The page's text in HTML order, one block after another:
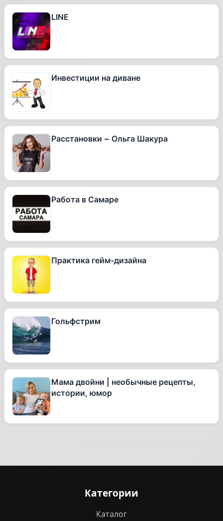
LINE
Инвестиции на диване
Расстановки ~ Ольга Шакура
Работа в Самаре
Практика гейм-дизайна
Гольфстрим
Мама двойни | необычные рецепты,
истории, юмор
Категории
Каталог